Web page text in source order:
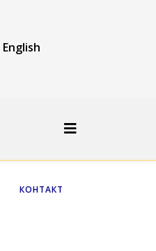
English
КОНТАКТ